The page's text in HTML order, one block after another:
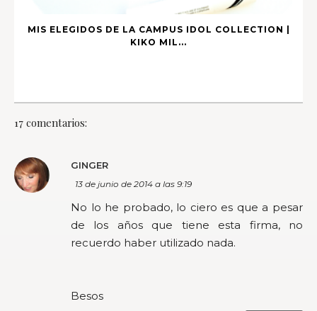
MIS ELEGIDOS DE LA CAMPUS IDOL COLLECTION |
KIKO MIL...
17 comentarios:
GINGER
13 de junio de 2014 a las 9:19
No lo he probado, lo ciero es que a pesar
de los años que tiene esta firma, no
recuerdo haber utilizado nada.
Besos